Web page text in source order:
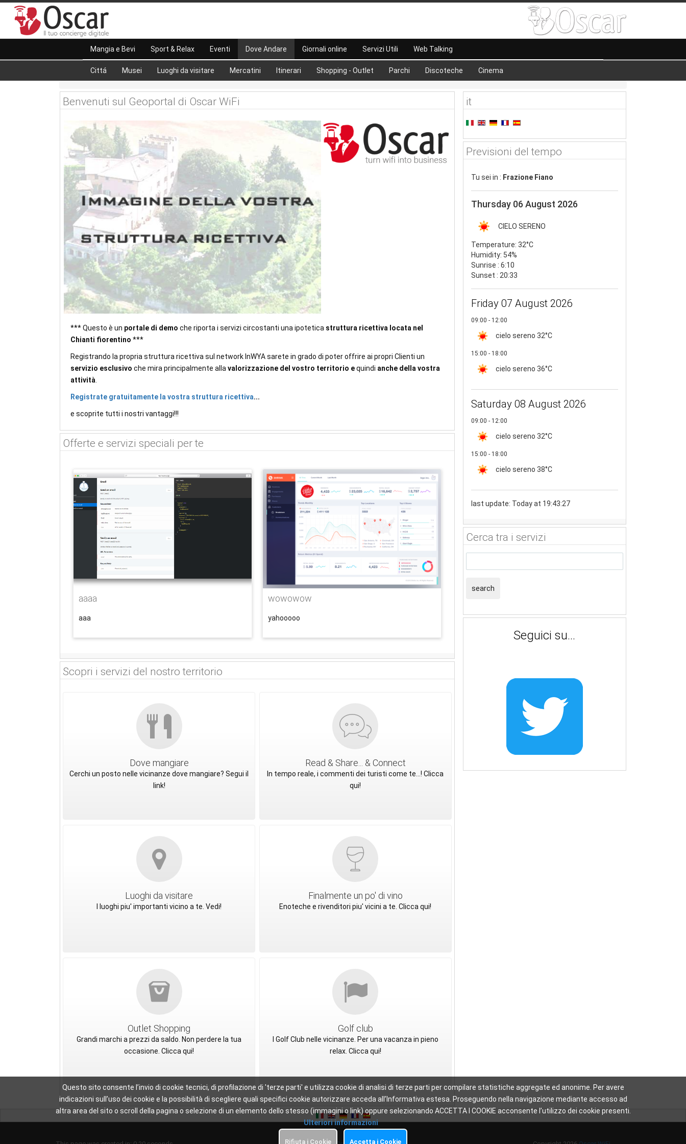
Mangia e Bevi Sport & Relax Eventi Dove Andare
Cittá Musei Luoghi da visitare Mercatini Itinerari Shopping - Outlet Parchi Discoteche Cinema
Giornali online Servizi Utili Web Talking
Benvenuti sul Geoportal di Oscar WiFi
*** Questo è un portale di demo che riporta i servizi circostanti una ipotetica struttura ricettiva locata nel
Chianti fiorentino ***
Registrando la propria struttura ricettiva sul network InWYA sarete in grado di poter offrire ai propri Clienti un
servizio esclusivo che mira principalmente allavalorizzazione del vostro territorio equindi anche della vostra
attività.
Registrate gratuitamente la vostra struttura ricettiva...
e scoprite tutti i nostri vantaggi!!!
Offerte e servizi speciali per te
aaaa
aaa
wowowow
yahooooo
Scopri i servizi del nostro territorio
Dove mangiare
Cerchi un posto nelle vicinanze dove mangiare? Segui il
link!
Read & Share... & Connect
In tempo reale, i commenti dei turisti come te...! Clicca
qui!
Luoghi da visitare
I luoghi piu' importanti vicino a te. Vedi!
Finalmente un po' di vino
Enoteche e rivenditori piu' vicini a te. Clicca qui!
Outlet Shopping
Grandi marchi a prezzi da saldo. Non perdere la tua
occasione. Clicca qui!
Golf club
I Golf Club nelle vicinanze. Per una vacanza in pieno
relax. Clicca qui!
it
Previsioni del tempo
Tu sei in : Frazione Fiano
Thursday 06 August 2026
CIELO SERENO
Temperature: 32°C
Humidity: 54%
Sunrise : 6:10
Sunset : 20:33
Friday 07 August 2026
09:00 - 12:00
cielo sereno 32°C
15:00 - 18:00
cielo sereno 36°C
Saturday 08 August 2026
09:00 - 12:00
cielo sereno 32°C
15:00 - 18:00
cielo sereno 38°C
last update: Today at 19:43:27
Cerca tra i servizi
search
Seguici su...
Questo sito consente l’invio di cookie tecnici, di profilazione di 'terze parti' e utilizza cookie di analisi di terze parti per compilare statistiche aggregate ed anonime. Per avere
indicazioni sull’uso dei cookie e la possibilità di scegliere quali specifici cookie autorizzare acceda all’Informativa estesa. Proseguendo nella navigazione mediante accesso ad
altra area del sito o scroll della pagina o selezione di un elemento dello stesso (immagini o link) oppure selezionando ACCETTA I COOKIE acconsente l’utilizzo dei cookie presenti.
Ulteriori informazioni
Rifiuta i Cookie Accetta i Cookie